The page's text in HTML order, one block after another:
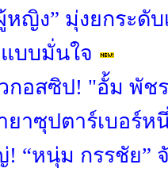
หญิง” มุ่งยกระดั
บบมั่นใจ
กอสซิป! "อั้ม พัช
ยาซุปตาร์เบอร์ห
! “หนุ่ม กรรชัย”